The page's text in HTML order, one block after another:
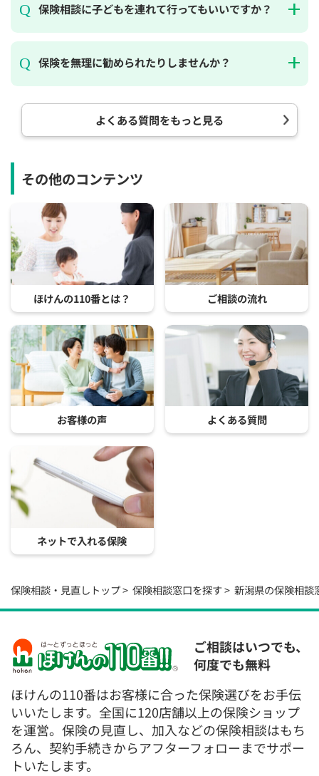
保険相談に子どもを連れて行ってもいいですか？
保険を無理に勧められたりしませんか？
よくある質問をもっと見る
その他のコンテンツ
ほけんの110番とは？ ご相談の流れ
お客様の声 よくある質問
ネットで入れる保険
保険相談・見直しトップ 保険相談窓口を探す 新潟県の保険相談
ご相談はいつでも、
何度でも無料
ほけんの110番はお客様に合った保険選びをお手伝
いいたします。全国に120店舗以上の保険ショップ
を運営。保険の見直し、加入などの保険相談はもち
ろん、契約手続きからアフターフォローまでサポー
トいたします。